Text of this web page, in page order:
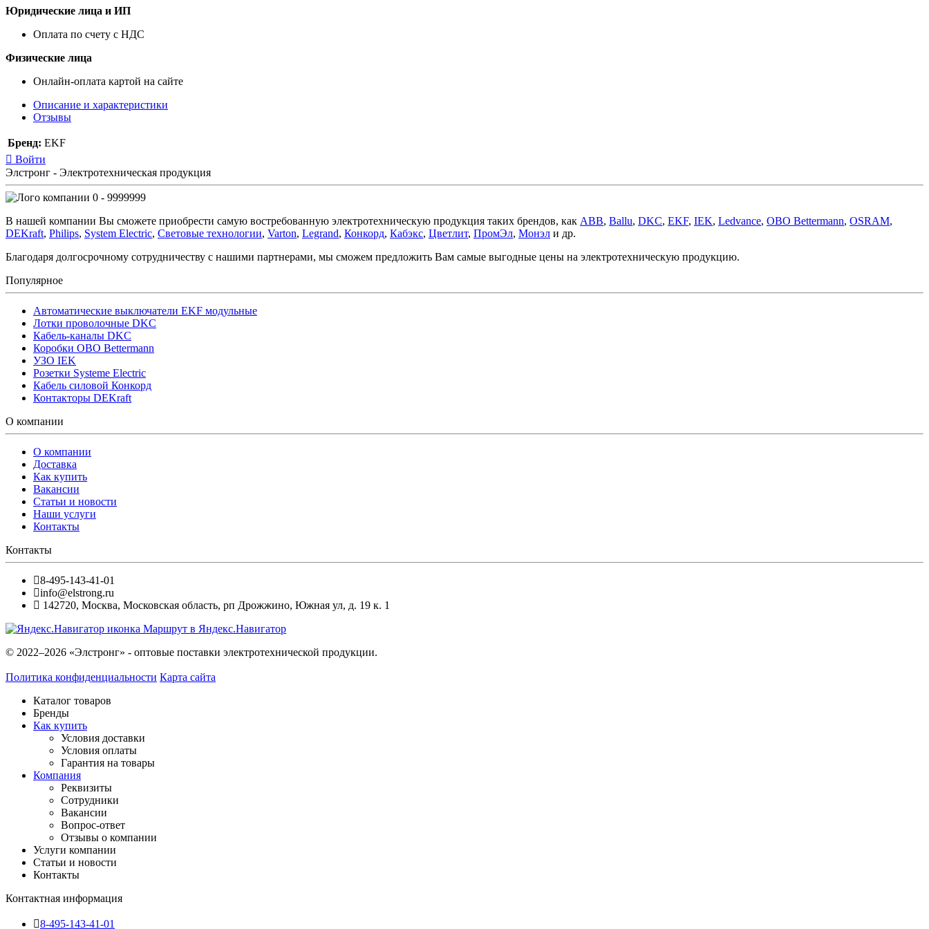
Юридические лица и ИП
Оплата по счету с НДС
Физические лица
Онлайн-оплата картой на сайте
Описание и характеристики
Отзывы
Бренд: EKF
Войти
Элстронг - Электротехническая продукция
0 - 9999999
В нашей компании Вы сможете приобрести самую востребованную электротехническую продукция таких брендов, как ABB, Ballu, DKC, EKF, IEK, Ledvance, OBO Bettermann, OSRAM,
DEKraft, Philips, System Electric, Световые технологии, Varton, Legrand, Конкорд, Кабэкс, Цветлит, ПромЭл, Монэл и др.
Благодаря долгосрочному сотрудничеству с нашими партнерами, мы сможем предложить Вам самые выгодные цены на электротехническую продукцию.
Популярное
Автоматические выключатели EKF модульные
Лотки проволочные DKC
Кабель-каналы DKC
Коробки OBO Bettermann
УЗО IEK
Розетки Systeme Electric
Кабель силовой Конкорд
Контакторы DEKraft
О компании
О компании
Доставка
Как купить
Вакансии
Статьи и новости
Наши услуги
Контакты
Контакты
8-495-143-41-01
info@elstrong.ru
142720, Москва, Московская область, рп Дрожжино, Южная ул, д. 19 к. 1
Маршрут в Яндекс.Навигатор
© 2022–2026 «Элстронг» - оптовые поставки электротехнической продукции.
Политика конфиденциальности Карта сайта
Каталог товаров
Бренды
Как купить
Условия доставки
Условия оплаты
Гарантия на товары
Компания
Реквизиты
Сотрудники
Вакансии
Вопрос-ответ
Отзывы о компании
Услуги компании
Статьи и новости
Контакты
Контактная информация
8-495-143-41-01